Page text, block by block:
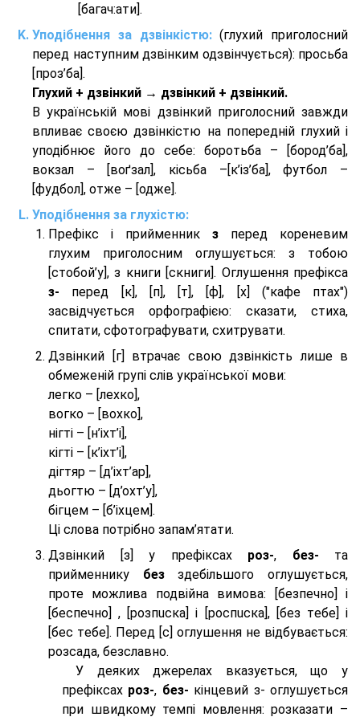
[багач:ати].
Уподібнення за дзвінкістю:(глухий приголосний
перед наступним дзвінким одзвінчується): просьба
[проз’ба].
Глухий + дзвінкий → дзвінкий + дзвінкий.
В українській мові дзвінкий приголосний завжди
впливає своєю дзвінкістю на попередній глухий і
уподібнює його до себе: боротьба – [бород’ба],
вокзал – [воґзал], кісьба –[к’із’ба], футбол –
[фудбол], отже – [одже].
Уподібнення за глухістю:
Префікс і прийменник з перед кореневим
глухим приголосним оглушується: з тобою
[стобой’у], з книги [скниги]. Оглушення префікса
з- перед [к], [п], [т], [ф], [х] ("кафе птах")
засвідчується орфографією: сказати, стиха,
спитати, сфотографувати, схитрувати.
Дзвінкий [г] втрачає свою дзвінкість лише в
обмеженій групі слів української мови:
легко – [лехко],
вогко – [вохко],
нігті – [н’іхт’і],
кігті – [к’іхт’і],
дігтяр – [д’іхт’ар],
дьогтю – [д’охт’у],
бігцем – [б’іхцем].
Ці слова потрібно запам’ятати.
Дзвінкий [з] у префіксах роз-, без- та
прийменнику безздебільшого оглушується,
проте можлива подвійна вимова: [безпeчно] і
[беспeчно] , [розпuска] і [роспuска], [без тeбе] і
[бес тeбе]. Перед [с] оглушення не відбувається:
розсада, безславно.
У деяких джерелах вказується, що у
префіксах роз-, без- кінцевий з- оглушується
при швидкому темпі мовлення: розказати –